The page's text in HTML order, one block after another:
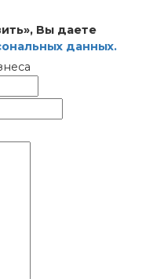
Вы даете
данных.